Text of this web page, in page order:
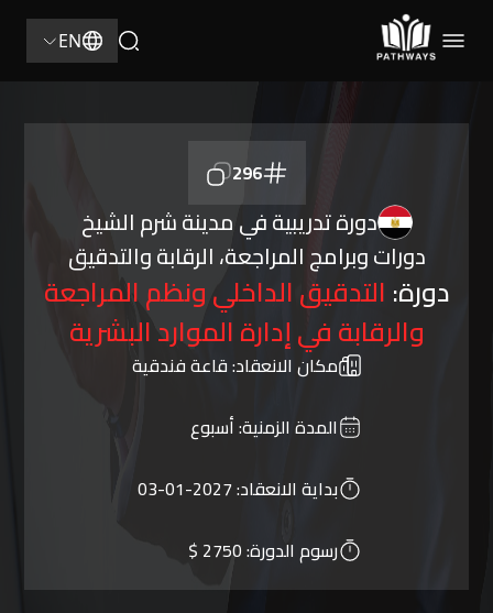
EN
296
دورة تدريبية في مدينة شرم الشيخ
دورات وبرامج المراجعة، الرقابة والتدقيق
دورة: التدقيق الداخلي ونظم المراجعة
والرقابة في إدارة الموارد البشرية
مكان الانعقاد:قاعة فندقية
المدة الزمنية:أسبوع
بداية الانعقاد:2027-01-03
رسوم الدورة:2750 $